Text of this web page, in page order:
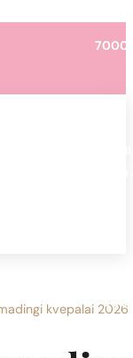
7000
7000
kvepalai